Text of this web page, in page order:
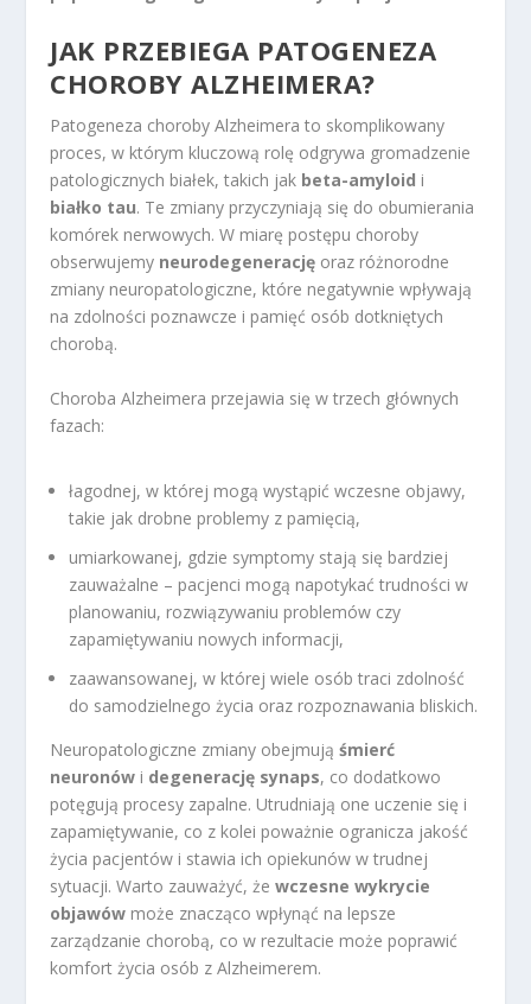
JAK PRZEBIEGA PATOGENEZA
CHOROBY ALZHEIMERA?
Patogeneza choroby Alzheimera to skomplikowany
proces, w którym kluczową rolę odgrywa gromadzenie
patologicznych białek, takich jak beta-amyloid i
białko tau. Te zmiany przyczyniają się do obumierania
komórek nerwowych. W miarę postępu choroby
obserwujemy neurodegenerację oraz różnorodne
zmiany neuropatologiczne, które negatywnie wpływają
na zdolności poznawcze i pamięć osób dotkniętych
chorobą.
Choroba Alzheimera przejawia się w trzech głównych
fazach:
łagodnej, w której mogą wystąpić wczesne objawy,
takie jak drobne problemy z pamięcią,
umiarkowanej, gdzie symptomy stają się bardziej
zauważalne – pacjenci mogą napotykać trudności w
planowaniu, rozwiązywaniu problemów czy
zapamiętywaniu nowych informacji,
zaawansowanej, w której wiele osób traci zdolność
do samodzielnego życia oraz rozpoznawania bliskich.
Neuropatologiczne zmiany obejmująśmierć
neuronów i degenerację synaps, co dodatkowo
potęgują procesy zapalne. Utrudniają one uczenie się i
zapamiętywanie, co z kolei poważnie ogranicza jakość
życia pacjentów i stawia ich opiekunów w trudnej
sytuacji. Warto zauważyć, żewczesne wykrycie
objawów może znacząco wpłynąć na lepsze
zarządzanie chorobą, co w rezultacie może poprawić
komfort życia osób z Alzheimerem.